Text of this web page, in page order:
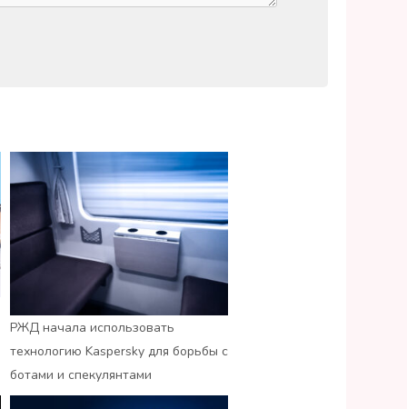
РЖД начала использовать
технологию Kaspersky для борьбы с
ботами и спекулянтами